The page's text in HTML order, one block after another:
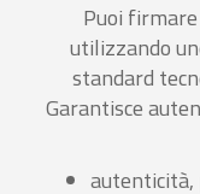
Puoi
utilizzando
standard
Garantisce
autenticità,